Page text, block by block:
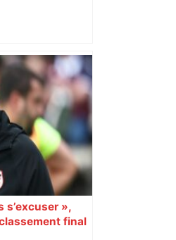
un vide » : à
inquiets pour
– Actu.fr
s’excuser »,
final